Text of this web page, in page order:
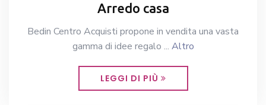
Arredo casa
Bedin Centro Acquisti propone in vendita una vasta
gamma di idee regalo ... Altro
LEGGI DI PIÙ